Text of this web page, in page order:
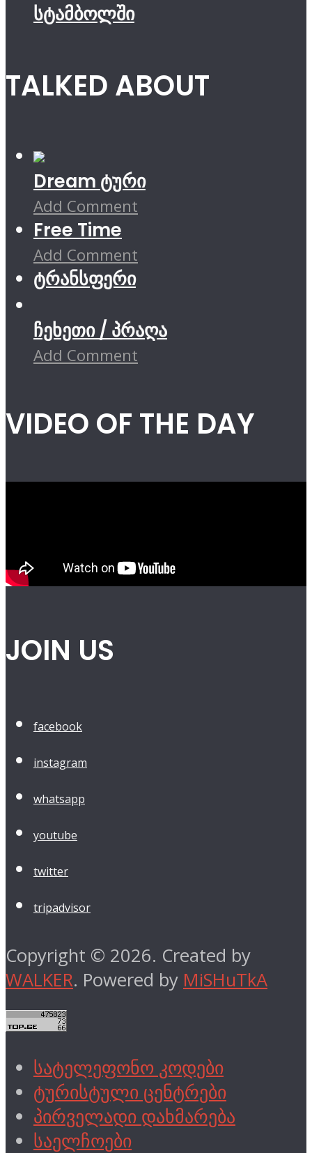
სტამბოლში
TALKED ABOUT
Dream ტური
Add Comment
Free Time
Add Comment
ტრანსფერი
ჩეხეთი / პრაღა
Add Comment
VIDEO OF THE DAY
JOIN US
facebook
instagram
whatsapp
youtube
twitter
tripadvisor
Copyright © 2026. Created by
WALKER. Powered by MiSHuTkA
სატელეფონო კოდები
ტურისტული ცენტრები
პირველადი დახმარება
საელჩოები